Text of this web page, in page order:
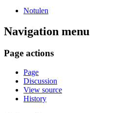
Notulen
Navigation menu
Page actions
Page
Discussion
View source
History